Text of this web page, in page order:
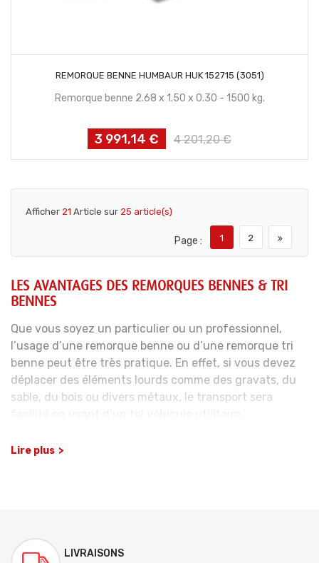
REMORQUE BENNE HUMBAUR HUK 152715 (3051)
Remorque benne 2.68 x 1.50 x 0.30 - 1500 kg.
Prix
3 991,14 €
Prix
4 201,20 €
Afficher 21 Article sur 25 article(s)
Page : 1 2
LES AVANTAGES DES REMORQUES BENNES & TRI
BENNES
Que vous soyez un particulier ou un professionnel,
l’usage d’une remorque benne ou d’une remorque tri
benne peut être très pratique. En effet, si vous devez
déplacer des éléments lourds comme des gravats, du
sable, du bois ou divers métaux, le transport sera
Le chargement et le déchargement se feront en
BE peuvent être exigés.
Lire plus
LIVRAISONS